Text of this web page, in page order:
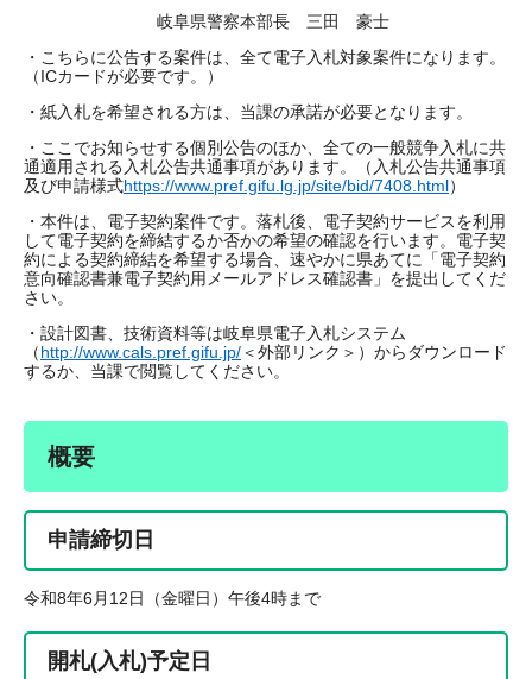
岐阜県警察本部長 三田 豪士
・こちらに公告する案件は、全て電子入札対象案件になります。
（ICカードが必要です。）
・紙入札を希望される方は、当課の承諾が必要となります。
・ここでお知らせする個別公告のほか、全ての一般競争入札に共
通適用される入札公告共通事項があります。（入札公告共通事項
及び申請様式https://www.pref.gifu.lg.jp/site/bid/7408.html）
・本件は、電子契約案件です。落札後、電子契約サービスを利用
して電子契約を締結するか否かの希望の確認を行います。電子契
約による契約締結を希望する場合、速やかに県あてに「電子契約
意向確認書兼電子契約用メールアドレス確認書」を提出してくだ
さい。​
・設計図書、技術資料等は岐阜県電子入札システム
（http://www.cals.pref.gifu.jp/＜外部リンク＞ ）からダウンロード
するか、当課で閲覧してください。
概要
申請締切日
令和8年6月12日（金曜日）午後4時まで
開札(入札)予定日